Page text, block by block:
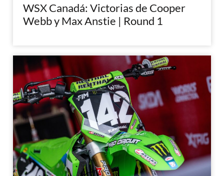
WSX Canadá: Victorias de Cooper
Webb y Max Anstie | Round 1